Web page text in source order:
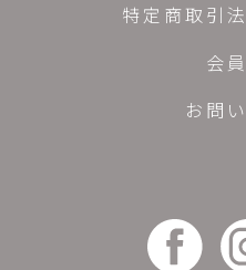
特定商取引
会
お問